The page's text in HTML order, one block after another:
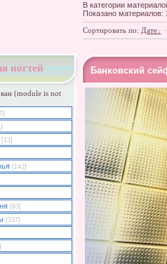
В категории
Показано материалов:
Сортировать по: Дате ·
Банковский
ногтей
(module is not
[13]
[142]
[93]
[337]